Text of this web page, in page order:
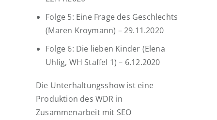
Folge 5: Eine Frage des Geschlechts
(Maren Kroymann) – 29.11.2020
Folge 6: Die lieben Kinder (Elena
Uhlig, WH Staffel 1) – 6.12.2020
Die Unterhaltungsshow ist eine
Produktion des WDR in
Zusammenarbeit mit SEO